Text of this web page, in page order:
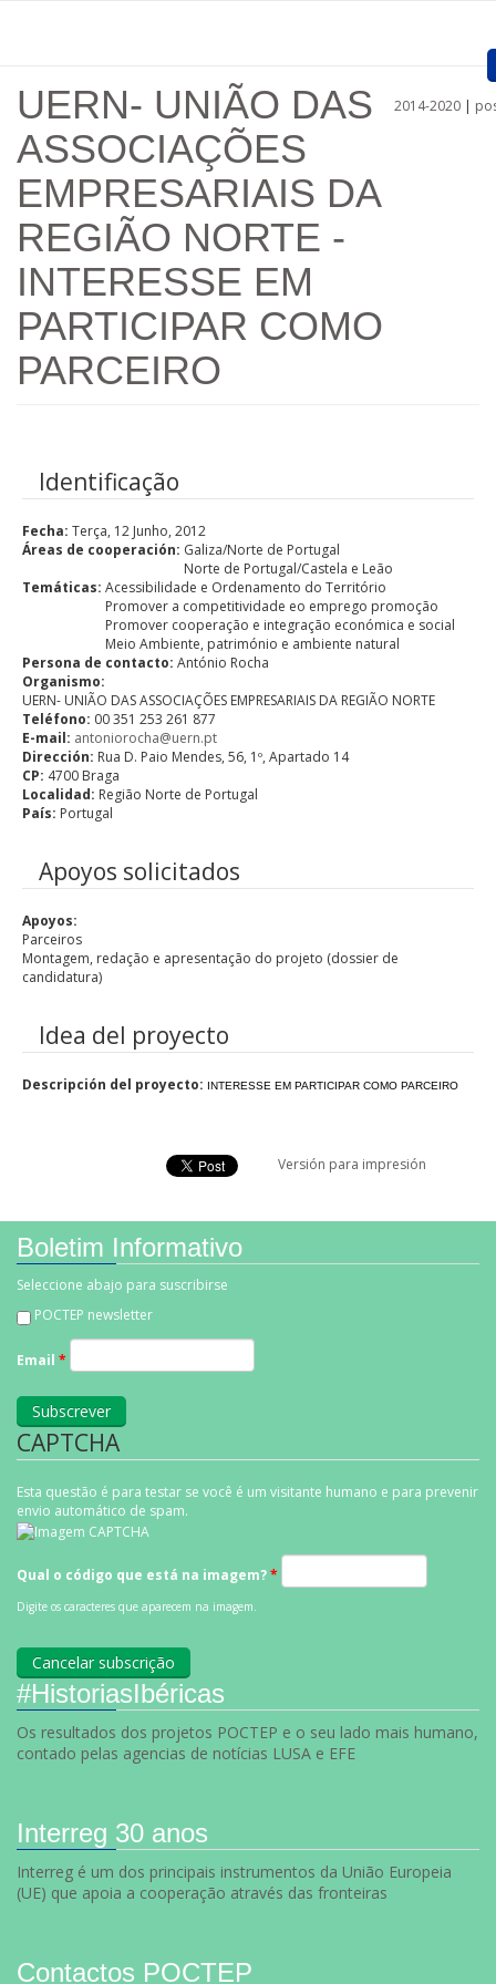
Home
Apresentação
Projetos aprovados
Convocatórias
Procedimentos
Comunicação
Ligações
2014-2020 |
UERN- UNIÃO DAS
ASSOCIAÇÕES
EMPRESARIAIS DA
REGIÃO NORTE -
INTERESSE EM
PARTICIPAR COMO
PARCEIRO
Identificação
Fecha: Terça, 12 Junho, 2012
Áreas de cooperación: Galiza/Norte de Portugal
Norte de Portugal/Castela e Leão
Temáticas: Acessibilidade e Ordenamento do Território
Promover a competitividade eo emprego promoção
Promover cooperação e integração económica e social
Meio Ambiente, património e ambiente natural
Persona de contacto: António Rocha
Organismo:
UERN- UNIÃO DAS ASSOCIAÇÕES EMPRESARIAIS DA REGIÃO NORTE
Teléfono: 00 351 253 261 877
E-mail: antoniorocha@uern.pt
Dirección: Rua D. Paio Mendes, 56, 1º, Apartado 14
CP: 4700 Braga
Localidad: Região Norte de Portugal
País: Portugal
Apoyos solicitados
Apoyos:
Parceiros
Montagem, redação e apresentação do projeto (dossier de
candidatura)
Idea del proyecto
Descripción del proyecto: INTERESSE EM PARTICIPAR COMO PARCEIRO
Linkedin Share Button
Versión para impresión
Boletim Informativo
Seleccione abajo para suscribirse
POCTEP newsletter
Email *
CAPTCHA
Esta questão é para testar se você é um visitante humano e para prevenir
envio automático de spam.
Qual o código que está na imagem?*
Digite os caracteres que aparecem na imagem.
#HistoriasIbéricas
Os resultados dos projetos POCTEP e o seu lado mais humano,
contado pelas agencias de notícias LUSA e EFE
Interreg 30 anos
Interreg é um dos principais instrumentos da União Europeia
(UE) que apoia a cooperação através das fronteiras
Contactos POCTEP